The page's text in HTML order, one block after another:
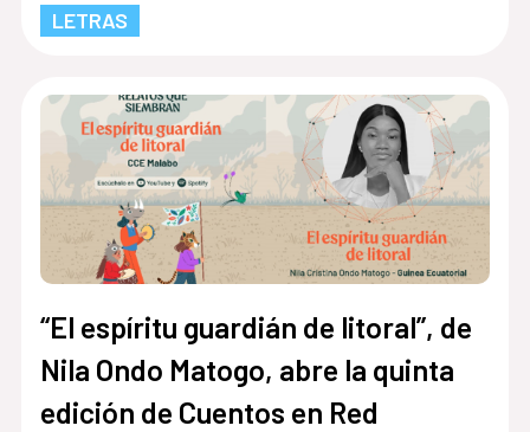
LETRAS
“El espíritu guardián de litoral”, de
Nila Ondo Matogo, abre la quinta
edición de Cuentos en Red